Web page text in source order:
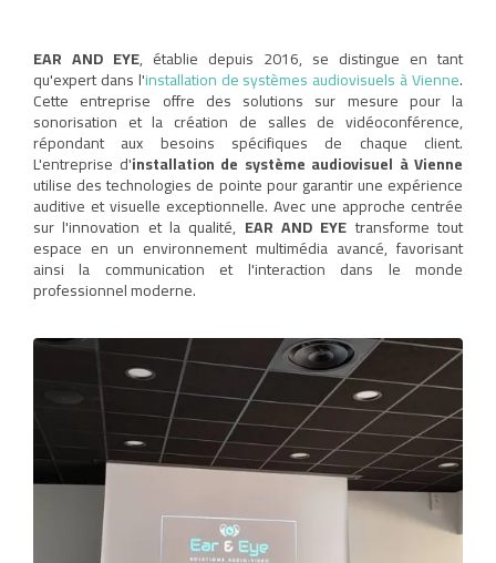
EAR AND EYE, établie depuis 2016, se distingue en tant
qu'expert dans l'installation de systèmes audiovisuels à Vienne.
Cette entreprise offre des solutions sur mesure pour la
sonorisation et la création de salles de vidéoconférence,
répondant aux besoins spécifiques de chaque client.
L'entreprise d'installation de système audiovisuel à Vienne
utilise des technologies de pointe pour garantir une expérience
auditive et visuelle exceptionnelle. Avec une approche centrée
sur l'innovation et la qualité, EAR AND EYEtransforme tout
espace en un environnement multimédia avancé, favorisant
ainsi la communication et l'interaction dans le monde
professionnel moderne.